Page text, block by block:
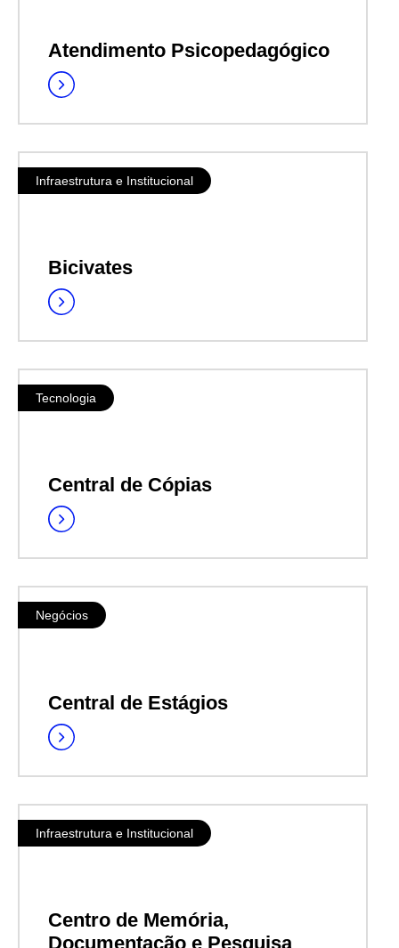
Atendimento Psicopedagógico
Infraestrutura e Institucional
Bicivates
Tecnologia
Central de Cópias
Negócios
Central de Estágios
Infraestrutura e Institucional
Centro de Memória,
Documentação e Pesquisa